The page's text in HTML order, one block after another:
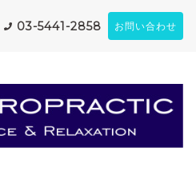
03-5441-2858 お問い合わせ